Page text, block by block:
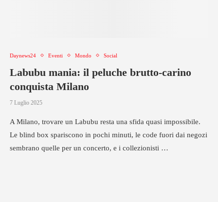
Daynews24 Eventi Mondo Social
Labubu mania: il peluche brutto-carino
conquista Milano
7 Luglio 2025
A Milano, trovare un Labubu resta una sfida quasi impossibile.
Le blind box spariscono in pochi minuti, le code fuori dai negozi
sembrano quelle per un concerto, e i collezionisti …